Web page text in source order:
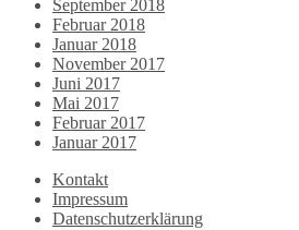
September 2018
Februar 2018
Januar 2018
November 2017
Juni 2017
Mai 2017
Februar 2017
Januar 2017
Kontakt
Impressum
Datenschutzerklärung